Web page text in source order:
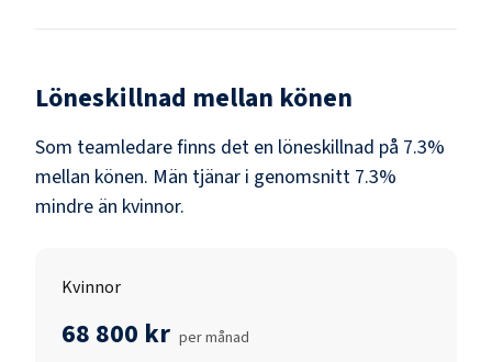
Löneskillnad mellan könen
Som teamledarefinns det en löneskillnad på 7.3%
mellan könen. Män tjänar i genomsnitt 7.3%
mindre än kvinnor.
Kvinnor
68 800 kr per månad